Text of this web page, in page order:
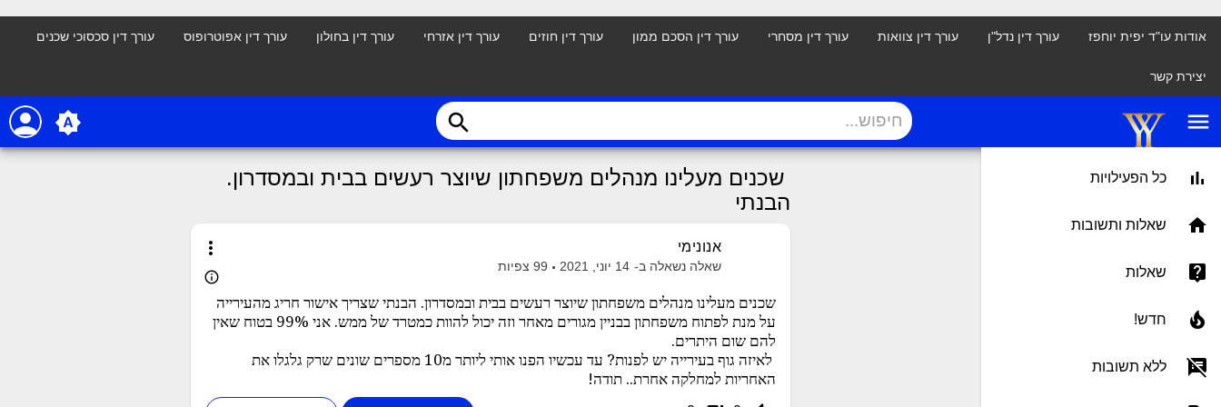
אודות עו"ד יפית יוחפז עורך דין נדל"ן עורך דין צוואות עורך דין מסחרי עורך דין הסכם ממון עורך דין חוזים עורך דין אזרחי עורך דין בחולון עורך דין אפוטרופוס עורך דין סכסוכי שכנים
יצירת קשר
menu
person search
brightness_auto
כל הפעילויות
שאלות ותשובות
שאלות
חדש!
ללא תשובות
שכנים מעלינו מנהלים משפחתון שיוצר רעשים בבית ובמסדרון.
הבנתי
more_vert אנונימי
שאלה נשאלה ב- 14 יוני, 2021 99 צפיות
info_outline
שכנים מעלינו מנהלים משפחתון שיוצר רעשים בבית ובמסדרון. הבנתי שצריך אישור חריג מהעירייה
על מנת לפתוח משפחתון בבניין מגורים מאחר וזה יכול להוות כמטרד של ממש. אני 99% בטוח שאין
להם שום היתרים.
לאיזה גוף בעירייה יש לפנות? עד עכשיו הפנו אותי ליותר מ10 מספרים שונים שרק גלגלו את
האחריות למחלקה אחרת.. תודה!